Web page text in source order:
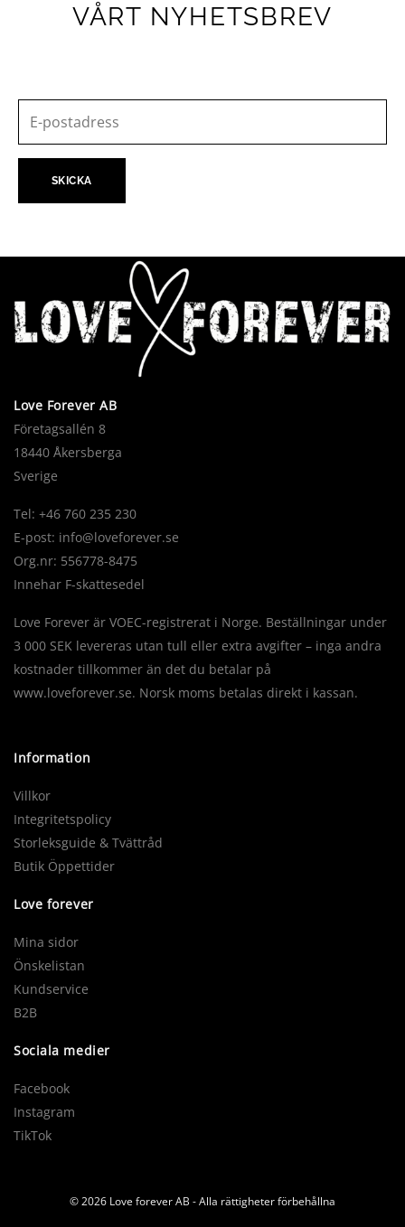
VÅRT NYHETSBREV
Love Forever AB
Företagsallén 8
18440 Åkersberga
Sverige
Tel: +46 760 235 230
E-post: info@loveforever.se
Org.nr: 556778-8475
Innehar F-skattesedel
Love Forever är VOEC-registrerat i Norge. Beställningar under
3 000 SEK levereras utan tull eller extra avgifter – inga andra
kostnader tillkommer än det du betalar på
www.loveforever.se. Norsk moms betalas direkt i kassan.
Information
Villkor
Integritetspolicy
Storleksguide & Tvättråd
Butik Öppettider
Love forever
Mina sidor
Önskelistan
Kundservice
B2B
Sociala medier
Facebook
Instagram
TikTok
© 2026 Love forever AB - Alla rättigheter förbehållna